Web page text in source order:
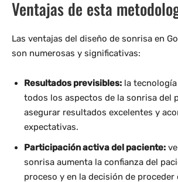
Ventajas de esta
Las ventajas del diseño de sonrisa en
son numerosas y significativas:
Resultados previsibles: la
todos los aspectos de la sonrisa del
asegurar resultados excelentes y
expectativas.
Participación activa del paciente:
sonrisa aumenta la confianza del
proceso y en la decisión de proceder